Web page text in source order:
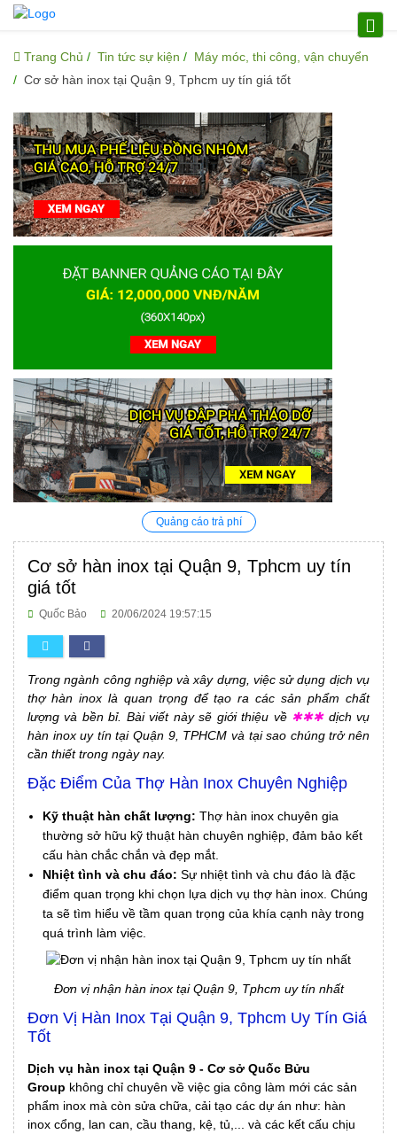
Trang Chủ Tin tức sự kiện
Máy móc, thi công, vận chuyển
Cơ sở hàn inox tại Quận 9, Tphcm uy tín giá tốt
Quảng cáo trả phí
Cơ sở hàn inox tại Quận 9, Tphcm uy tín
giá tốt
Quốc Bảo 20/06/2024 19:57:15
Trong ngành công nghiệp và xây dựng, việc sử dụng dịch vụ
thợ hàn inox là quan trọng để tạo ra các sản phẩm chất
lượng và bền bỉ. Bài viết này sẽ giới thiệu về ✱✱✱dịch vụ
hàn inox uy tín tại Quận 9, TPHCM và tại sao chúng trở nên
cần thiết trong ngày nay.
Đặc Điểm Của Thợ Hàn Inox Chuyên Nghiệp
Kỹ thuật hàn chất lượng: Thợ hàn inox chuyên gia
thường sở hữu kỹ thuật hàn chuyên nghiệp, đảm bảo kết
cấu hàn chắc chắn và đẹp mắt.
Nhiệt tình và chu đáo: Sự nhiệt tình và chu đáo là đặc
điểm quan trọng khi chọn lựa dịch vụ thợ hàn inox. Chúng
ta sẽ tìm hiểu về tầm quan trọng của khía cạnh này trong
quá trình làm việc.
Đơn vị nhận hàn inox tại Quận 9, Tphcm uy tín nhất
Đơn Vị Hàn Inox Tại Quận 9, Tphcm Uy Tín Giá
Tốt
Dịch vụ hàn inox tại Quận 9 - Cơ sở Quốc Bửu
Group không chỉ chuyên về việc gia công làm mới các sản
phẩm inox mà còn sửa chữa, cải tạo các dự án như: hàn
inox cổng, lan can, cầu thang, kệ, tủ,... và các kết cấu chịu